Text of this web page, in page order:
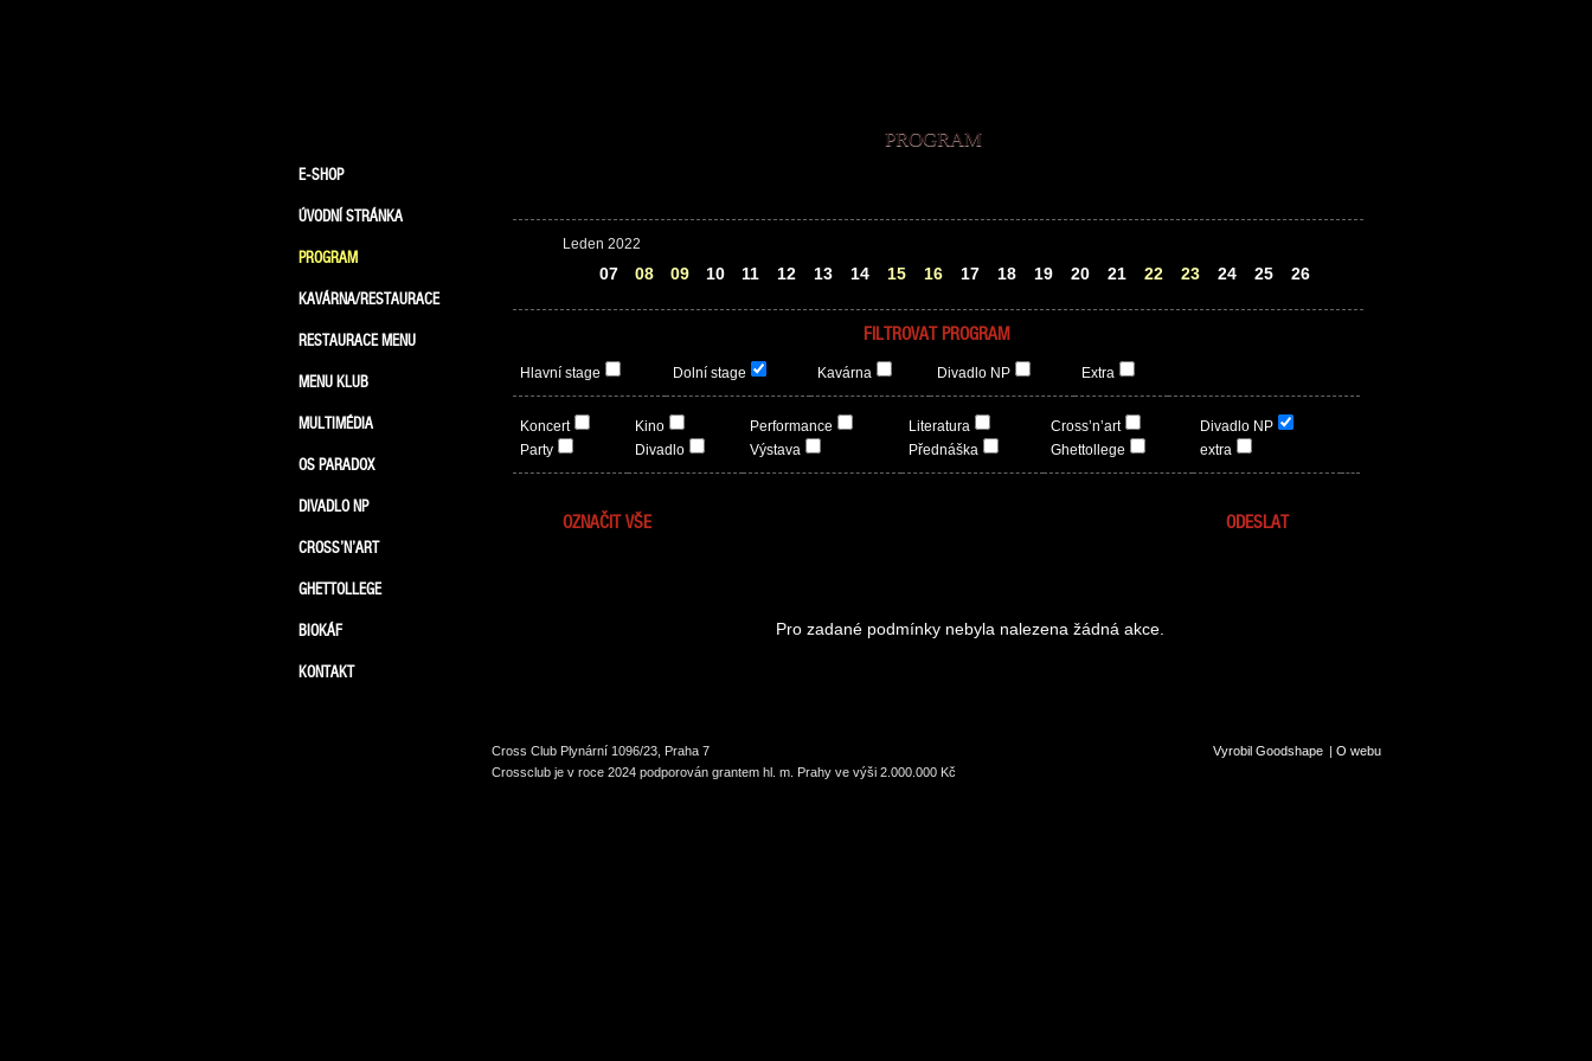
E-SHOP
ÚVODNÍ STRÁNKA
PROGRAM
KAVÁRNA/RESTAURACE
RESTAURACE MENU
MENU KLUB
MULTIMÉDIA
OS PARADOX
DIVADLO NP
CROSS’N’ART
GHETTOLLEGE
BIOKÁF
KONTAKT
PROGRAM
Leden 2022
07 08 09 10 11 12 13 14 15 16 17 18 19 20 21 22 23 24 25 26
FILTROVAT PROGRAM
Hlavní stage Dolní stage Kavárna Divadlo NP Extra
Koncert
Party
Kino
Divadlo
Performance
Výstava
Literatura
Přednáška
Cross’n’art
Ghettollege
Divadlo NP
extra
OZNAČIT VŠE
Pro zadané podmínky nebyla nalezena žádná akce.
Cross Club Plynární 1096/23, Praha 7 Vyrobil Goodshape | O webu
Crossclub je v roce 2024 podporován grantem hl. m. Prahy ve výši 2.000.000 Kč